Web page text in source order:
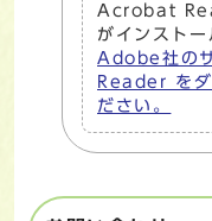
Acrobat
がインストー
Adobe社の
Reader をダ
ださい。